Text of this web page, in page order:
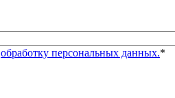
обработку персональных данных.*